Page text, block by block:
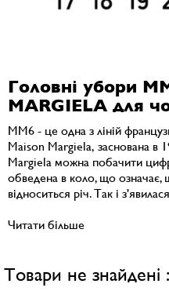
Головні убори
MARGIELA для
MM6 - це одна з ліній
Maison Margiela, заснована в
Margiela можна побачити
обведена в коло, що означає,
відноситься річ. Так і
Читати більше
Товари не знайдені